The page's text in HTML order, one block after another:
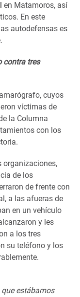
en Matamoros, así
En este
autodefensas es
contra tres
cuyos
víctimas de
la Columna
con los
organizaciones,
de los
de frente con
a las afueras de
en un vehículo
y les
a los tres
su teléfono y los
estábamos